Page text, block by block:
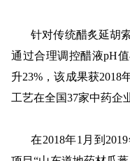
针对传统醋炙延胡
通过合理调控醋液pH
升23%，该成果获2018
工艺在全国37家中药企
在2018年1月到